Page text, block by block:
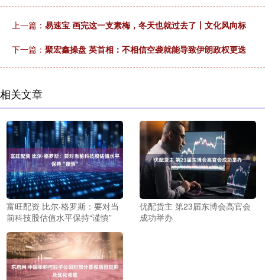
上一篇： 易速宝 画完这一支素梅，冬天也就过去了丨文化风向标
下一篇： 聚宏鑫操盘 英首相：不相信空袭就能导致伊朗政权更迭
相关文章
富旺配资 比尔·格罗斯：要对当
前科技股估值水平保持“谨慎”
优配货主 第23届东博会高官会
成功举办